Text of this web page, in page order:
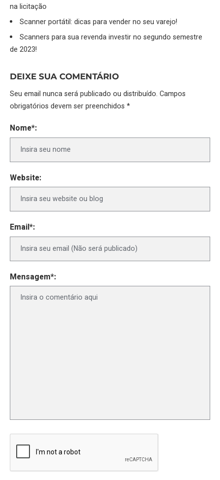
na licitação
Scanner portátil: dicas para vender no seu varejo!
Scanners para sua revenda investir no segundo semestre
de 2023!
DEIXE SUA COMENTÁRIO
Seu email nunca será publicado ou distribuído. Campos
obrigatórios devem ser preenchidos *
Nome*:
Website:
Email*:
Mensagem*: